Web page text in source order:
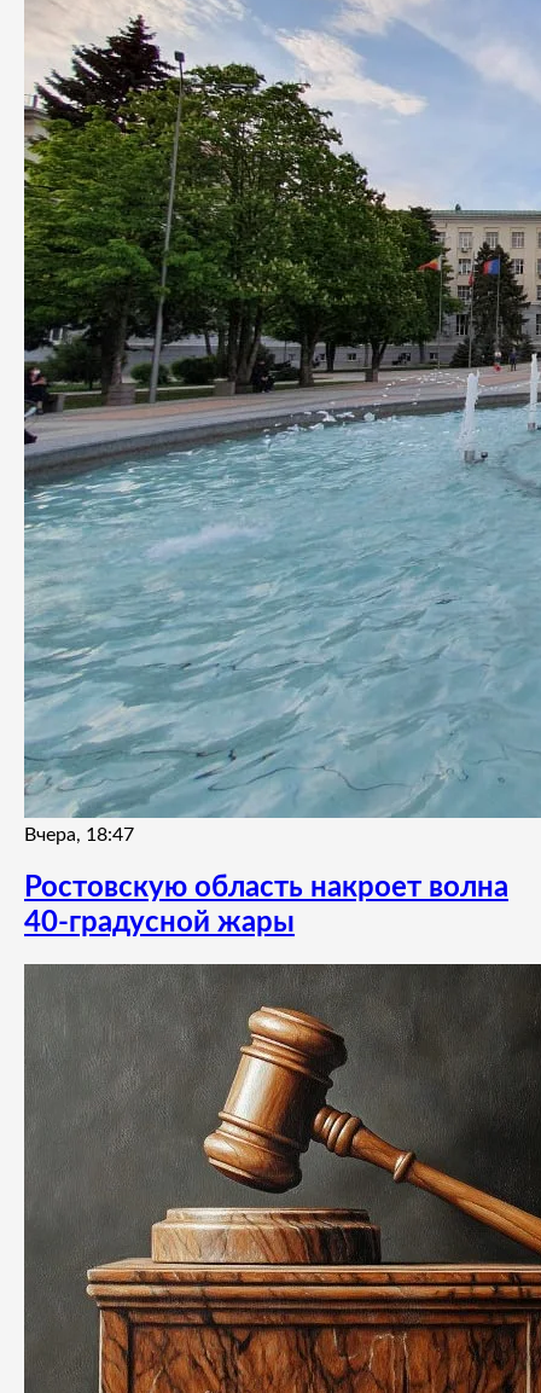
Вчера, 18:47
Ростовскую область накроет волна
40-градусной жары